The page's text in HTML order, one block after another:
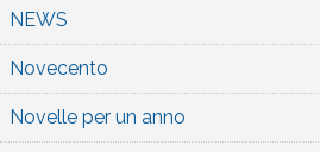
NEWS
Novecento
Novelle per un anno